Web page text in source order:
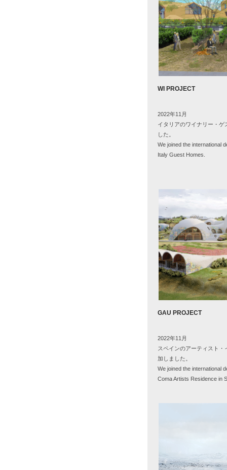
WI PROJECT
2022年11月
イタリアのワイナリー・
した。
We joined the international
Italy Guest Homes.
GAU PROJECT
2022年11 月
スペインのアーティスト
加しました。
We joined the international
Coma Artists Residence in